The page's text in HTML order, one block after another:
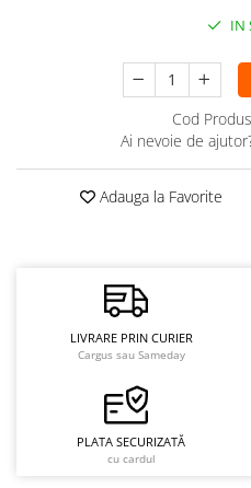
IN
Cod
Ai nevoie de
Adauga la Favorite
LIVRARE PRIN CURIER
Cargus sau Sameday
PLATA SECURIZATĂ
cu cardul